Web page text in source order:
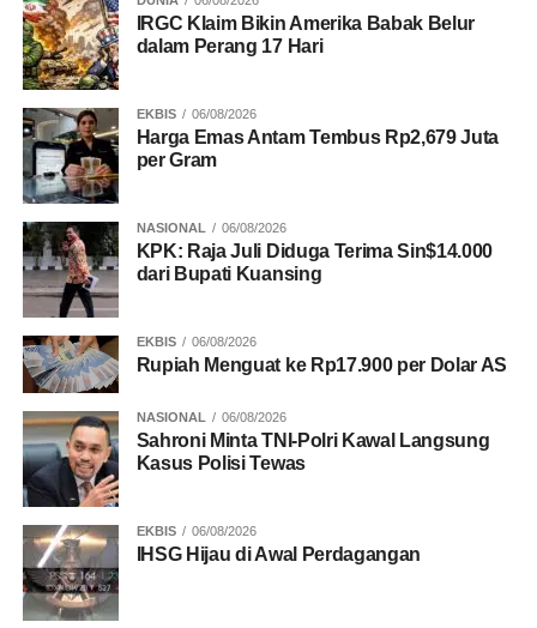
mewujudkan Bengkalis yang bermarwah, maju, sejahtera,
dan unggul melalui perencanaan berbasis data yang
akurat dan dapat dipertanggungjawabkan.
BACA JUGA Bengkalis Pimpin Partisipasi IHaI
2026 di Riau, Bupati Kasmarni Ajak Warga Terus
Isi Survei
Di akhir sambutannya, Bagus mengajak masyarakat,
pelaku usaha, dan seluruh pemangku kepentingan
berpartisipasi aktif menyukseskan Sensus Ekonomi 2026
dengan memberikan informasi yang benar, lengkap, dan
jujur kepada petugas pendataan.
Turut hadir dalam kegiatan tersebut Kepala BPS
Kabupaten Bengkalis Sudiro, Wakil Kepala Polres
Bengkalis Kompol Noak Pembina Aritonang, Kepala
Dinas Perindustrian dan Perdagangan Zulpan, Sekretaris
Dinas Komunikasi, Informatika dan Statistik H.
Adisutrisno, Sekretaris Dinas Pemberdayaan Masyarakat
dan Desa Ade Suwirman, serta sejumlah pejabat dan
IRGC Klaim Bikin Amerika Babak Belur
dalam Perang 17 Hari
EKBIS 06/08/2026
Harga Emas Antam Tembus Rp2,679 Juta
per Gram
NASIONAL 06/08/2026
KPK: Raja Juli Diduga Terima Sin$14.000
dari Bupati Kuansing
EKBIS 06/08/2026
Rupiah Menguat ke Rp17.900 per Dolar AS
NASIONAL 06/08/2026
Sahroni Minta TNI-Polri Kawal Langsung
Kasus Polisi Tewas
EKBIS 06/08/2026
IHSG Hijau di Awal Perdagangan